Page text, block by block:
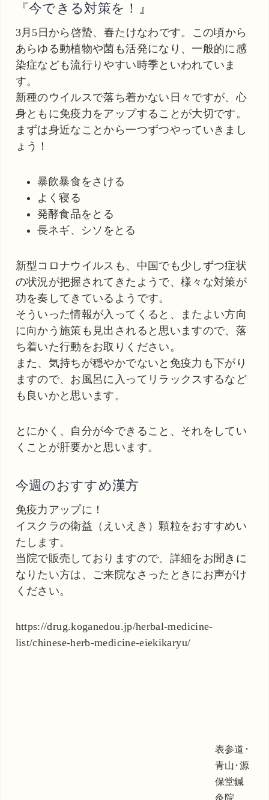
『今できる対策を！』
3月5日から啓蟄、春たけなわです。この頃から
あらゆる動植物や菌も活発になり、一般的に感
染症なども流行りやすい時季といわれていま
す。
新種のウイルスで落ち着かない日々ですが、心
身ともに免疫力をアップすることが大切です。
まずは身近なことから一つずつやっていきまし
ょう！
暴飲暴食をさける
よく寝る
発酵食品をとる
長ネギ、シソをとる
新型コロナウイルスも、中国でも少しずつ症状
の状況が把握されてきたようで、様々な対策が
功を奏してきているようです。
そういった情報が入ってくると、またよい方向
に向かう施策も見出されると思いますので、落
ち着いた行動をお取りください。
また、気持ちが穏やかでないと免疫力も下がり
ますので、お風呂に入ってリラックスするなど
も良いかと思います。
とにかく、自分が今できること、それをしてい
くことが肝要かと思います。
今週のおすすめ漢方
免疫力アップに！
イスクラの衛益（えいえき）顆粒をおすすめい
たします。
当院で販売しておりますので、詳細をお聞きに
なりたい方は、ご来院なさったときにお声がけ
ください。
https://drug.koganedou.jp/herbal-medicine-
list/chinese-herb-medicine-eiekikaryu/
表参道･
青山･源
保堂鍼